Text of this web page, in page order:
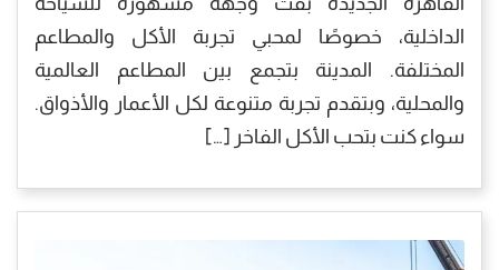
الداخلية، خصوصًا لمحبي تجربة الأكل والمطاعم
المختلفة. المدينة بتجمع بين المطاعم العالمية
والمحلية، وبتقدم تجربة متنوعة لكل الأعمار والأذواق.
سواء كنت بتحب الأكل الفاخر […]